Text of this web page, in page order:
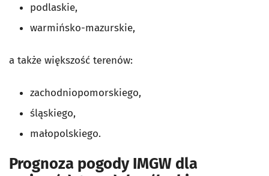
podlaskie,
warmińsko-mazurskie,
a także większość terenów:
zachodniopomorskiego,
śląskiego,
małopolskiego.
Prognoza pogody IMGW dla